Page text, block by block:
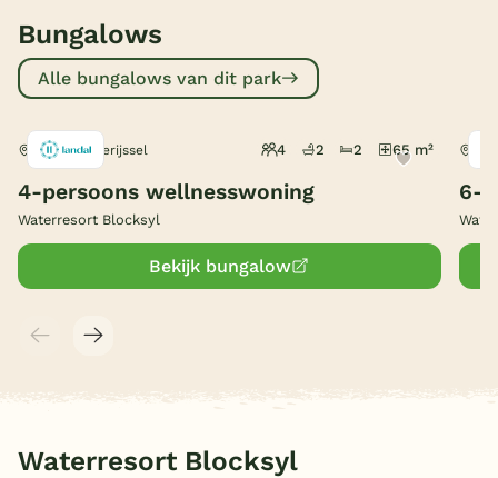
Limburg
Onze e-boeken
Bungalows
Alle bungalows van dit park
Blokzijl, Overijssel 4 2 2 65 m²
4-persoons wellnesswoning
Waterresort Blocksyl
Bekijk bungalow
6-
Waterresort Blocksyl